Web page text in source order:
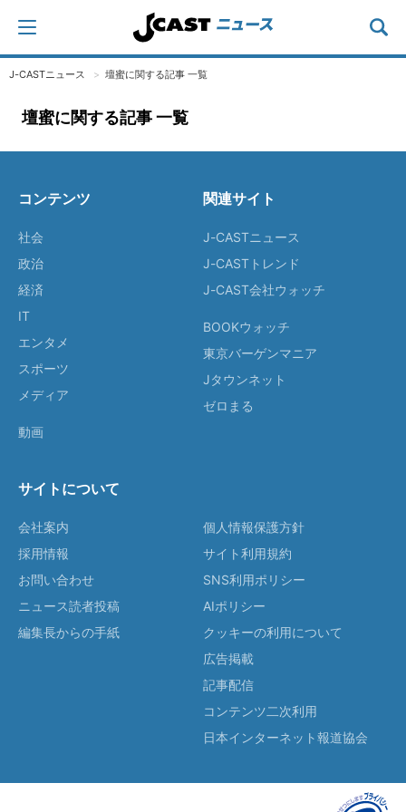
J-CASTニュース 壇蜜に関する記事 一覧
壇蜜に関する記事 一覧
コンテンツ
社会
政治
経済
IT
エンタメ
スポーツ
メディア
動画
関連サイト
J-CASTニュース
J-CASTトレンド
J-CAST会社ウォッチ
BOOKウォッチ
東京バーゲンマニア
Jタウンネット
ゼロまる
サイトについて
会社案内
採用情報
お問い合わせ
ニュース読者投稿
編集長からの手紙
個人情報保護方針
サイト利用規約
SNS利用ポリシー
AIポリシー
クッキーの利用について
広告掲載
記事配信
コンテンツ二次利用
日本インターネット報道協会